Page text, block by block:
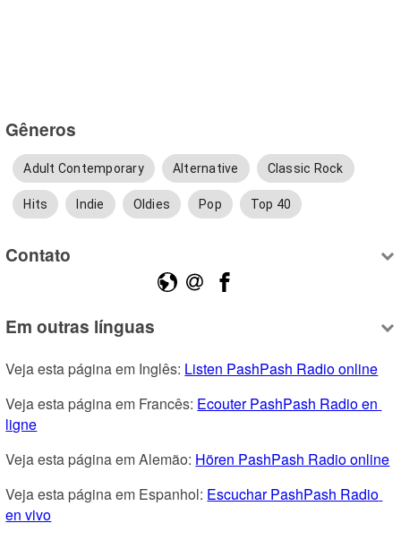
Gêneros
Adult Contemporary Alternative Classic Rock
Hits Indie Oldies Pop Top 40
Contato
Em outras línguas
Veja esta página em Inglês: Listen PashPash Radio online
Veja esta página em Francês: Ecouter PashPash Radio en
ligne
Veja esta página em Alemão: Hören PashPash Radio online
Veja esta página em Espanhol: Escuchar PashPash Radio
en vivo